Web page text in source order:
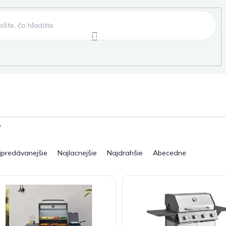
Záhradné grily a ohniská
Pre deti Novinky
Najlacnejšie Najdrahšie Abecedne